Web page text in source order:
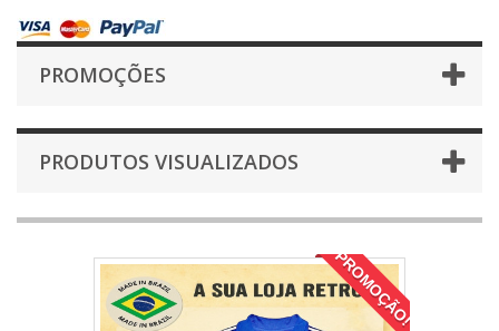
PROMOÇÕES
PRODUTOS VISUALIZADOS
PROMOÇÃO!